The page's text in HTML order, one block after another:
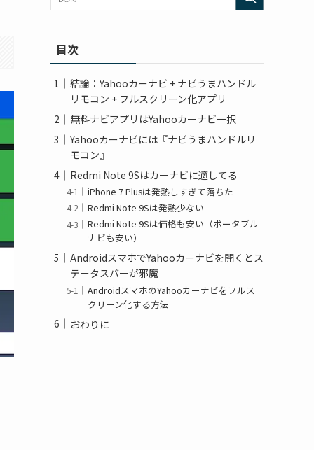
目次
結論：Yahooカーナビ + ナビうまハンドル
リモコン + フルスクリーン化アプリ
無料ナビアプリはYahooカーナビ一択
Yahooカーナビには『ナビうまハンドルリ
モコン』
Redmi Note 9Sはカーナビに適してる
iPhone 7 Plusは発熱しすぎて落ちた
Redmi Note 9Sは発熱少ない
Redmi Note 9Sは価格も安い（ポータブル
ナビも安い）
AndroidスマホでYahooカーナビを開くとス
テータスバーが邪魔
AndroidスマホのYahooカーナビをフルス
クリーン化する方法
おわりに